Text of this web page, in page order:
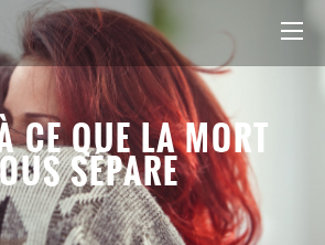
CE QUE LA MORT
SÉPARE